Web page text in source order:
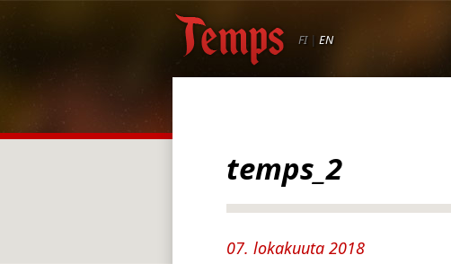
FI| EN
temps_2
07. lokakuuta 2018